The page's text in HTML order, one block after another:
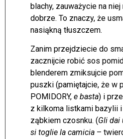
blachy, zauważycie na
dobrze. To znaczy, że
nasiąkną tłuszczem.
Zanim przejdziecie do
zacznijcie robić sos
blenderem zmiksujcie
puszki (pamiętajcie, że w
POMIDORY, e basta) i
z kilkoma listkami bazylii
ząbkiem czosnku. (Gli dai
si toglie la camicia –